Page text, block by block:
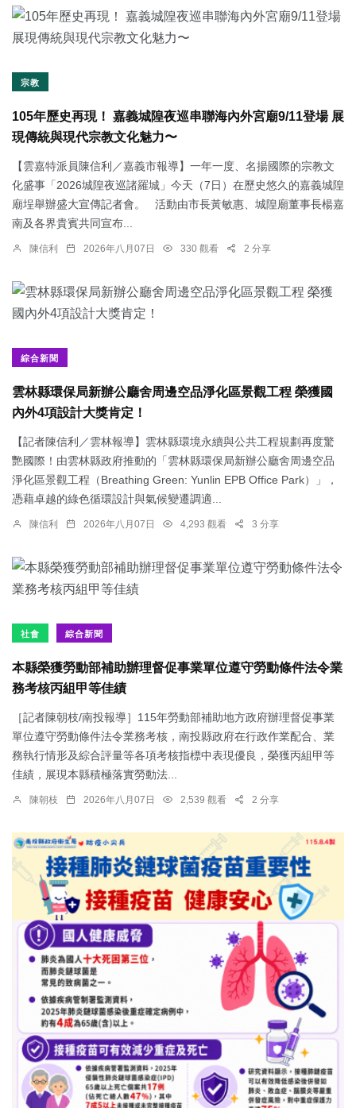
宗教
105年歷史再現！ 嘉義城隍夜巡串聯海內外宮廟9/11登場 展
現傳統與現代宗教文化魅力〜
【雲嘉特派員陳信利／嘉義市報導】一年一度、名揚國際的宗教文
化盛事「2026城隍夜巡諸羅城」今天（7日）在歷史悠久的嘉義城隍
廟埕舉辦盛大宣傳記者會。 活動由市長黃敏惠、城隍廟董事長楊嘉
南及各界貴賓共同宣布...
陳信利 2026年八月07日 330 觀看 2 分享
綜合新聞
雲林縣環保局新辦公廳舍周邊空品淨化區景觀工程 榮獲國
內外4項設計大獎肯定！
【記者陳信利／雲林報導】雲林縣環境永續與公共工程規劃再度驚
艷國際！由雲林縣政府推動的「雲林縣環保局新辦公廳舍周邊空品
淨化區景觀工程（Breathing Green: Yunlin EPB Office Park）」，
憑藉卓越的綠色循環設計與氣候變遷調適...
陳信利 2026年八月07日 4,293 觀看 3 分享
社會 綜合新聞
本縣榮獲勞動部補助辦理督促事業單位遵守勞動條件法令業
務考核丙組甲等佳績
［記者陳朝枝/南投報導］115年勞動部補助地方政府辦理督促事業
單位遵守勞動條件法令業務考核，南投縣政府在行政作業配合、業
務執行情形及綜合評量等各項考核指標中表現優良，榮獲丙組甲等
佳績，展現本縣積極落實勞動法...
陳朝枝 2026年八月07日 2,539 觀看 2 分享